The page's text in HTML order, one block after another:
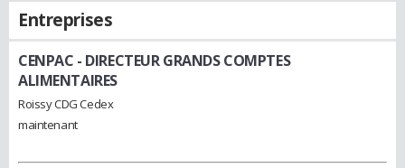
Entreprises
CENPAC - DIRECTEUR GRANDS COMPTES
ALIMENTAIRES
Roissy CDG Cedex
maintenant